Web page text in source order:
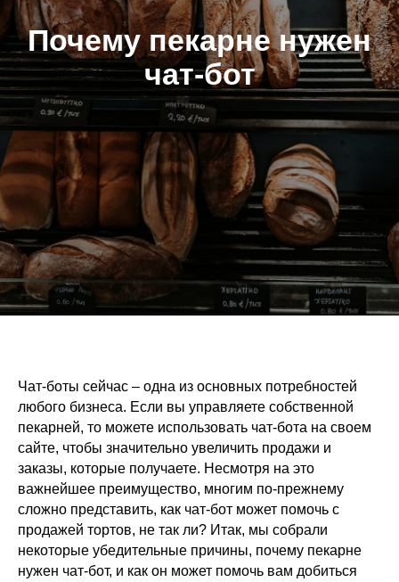
Почему пекарне нужен
чат-бот
Чат-боты сейчас – одна из основных потребностей
любого бизнеса. Если вы управляете собственной
пекарней, то можете использовать чат-бота на своем
сайте, чтобы значительно увеличить продажи и
заказы, которые получаете. Несмотря на это
важнейшее преимущество, многим по-прежнему
сложно представить, как чат-бот может помочь с
продажей тортов, не так ли? Итак, мы собрали
некоторые убедительные причины, почему пекарне
нужен чат-бот, и как он может помочь вам добиться